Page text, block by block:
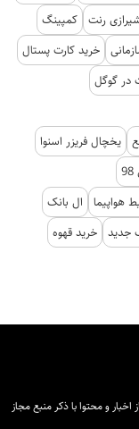
رنت کمپینگ
خرید کارت پستال
در گوگل
یخچال فریزر اسنوا
هواپیما
ال بانک
جدید خرید قهوه
و محتوا با ذکر منبع مجاز